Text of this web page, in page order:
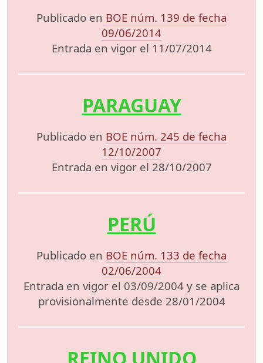
Publicado en BOE núm. 139 de fecha
09/06/2014
Entrada en vigor el 11/07/2014
PARAGUAY
Publicado en BOE núm. 245 de fecha
12/10/2007
Entrada en vigor el 28/10/2007
PERÚ
Publicado en BOE núm. 133 de fecha
02/06/2004
Entrada en vigor el 03/09/2004 y se aplica
provisionalmente desde 28/01/2004